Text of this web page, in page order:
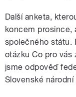
Další anketa,
koncem prosince,
společného státu.
otázku Co pro vás
jsme odpověď
Slovenské